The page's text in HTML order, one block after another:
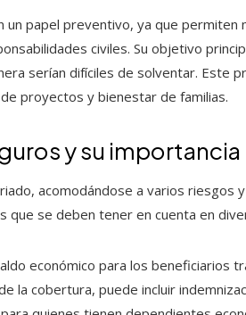
un papel preventivo, ya que
civiles. Su objetivo
serían difíciles de solventar. Este
proyectos y bienestar de familias.
y su importancia
acomodándose a varios riesgos
se deben tener en cuenta en
económico para los beneficiarios
la cobertura, puede incluir